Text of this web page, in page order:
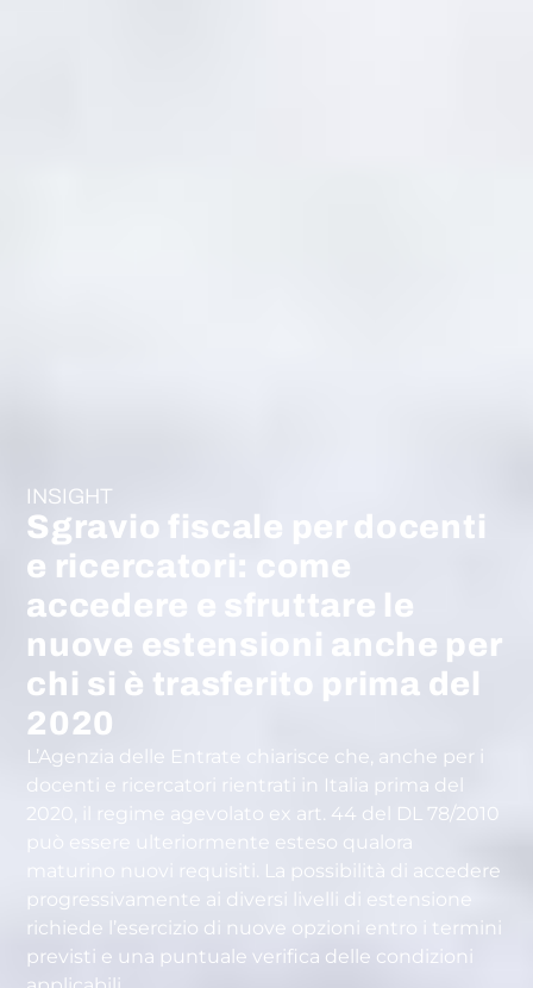
INSIGHT
Sgravio fiscale per docenti
e ricercatori: come
accedere e sfruttare le
nuove estensioni anche per
chi si è trasferito prima del
2020
L’Agenzia delle Entrate chiarisce che, anche per i
docenti e ricercatori rientrati in Italia prima del
2020, il regime agevolato ex art. 44 del DL 78/2010
può essere ulteriormente esteso qualora
maturino nuovi requisiti. La possibilità di accedere
progressivamente ai diversi livelli di estensione
richiede l’esercizio di nuove opzioni entro i termini
previsti e una puntuale verifica delle condizioni